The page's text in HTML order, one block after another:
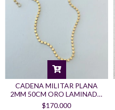
CADENA MILITAR PLANA
2MM 50CM ORO LAMINADO
18K
$170.000